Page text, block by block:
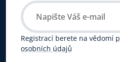
Registrací berete na vědomí
osobních údajů